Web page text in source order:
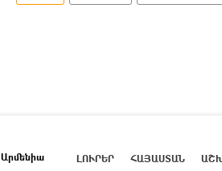
Արմենիա ԼՈՒՐԵՐ ՀԱՅԱՍՏԱՆ